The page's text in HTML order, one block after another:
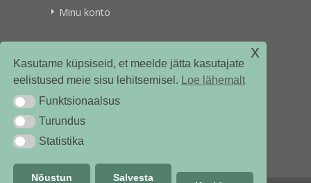
Kasutame küpsiseid, et meelde jätta kasutajate
eelistused meie sisu lehitsemisel. Loe lähemalt
Funktsionaalsus
Funktsionaalsus
TurundusTurundus
StatistikaStatistika
Nõustun Salvesta
x
Minu konto
VITAMIINIKULLER.EE